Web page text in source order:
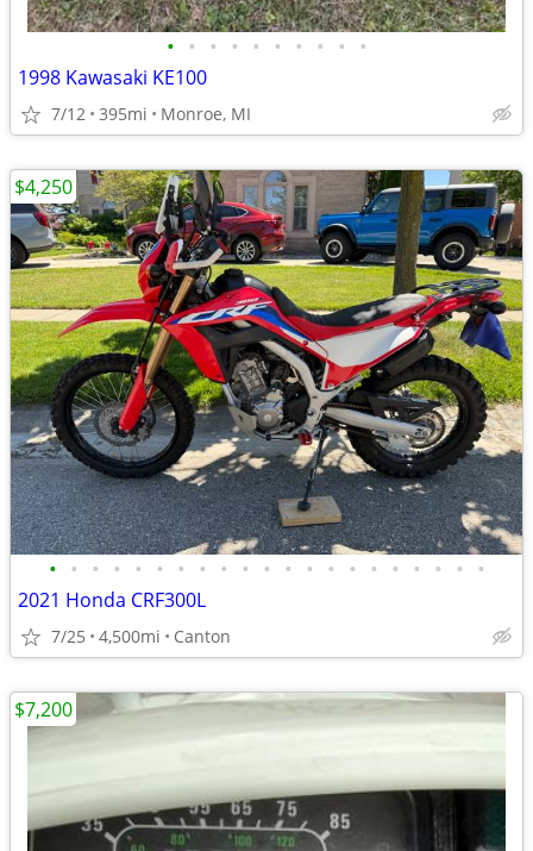
• • • • • • • • • •
1998 Kawasaki KE100
7/12 395mi Monroe, MI
• • • • • • • • • • • • • • • • • • • • •
2021 Honda CRF300L
7/25 4,500mi Canton
$4,250
$7,200